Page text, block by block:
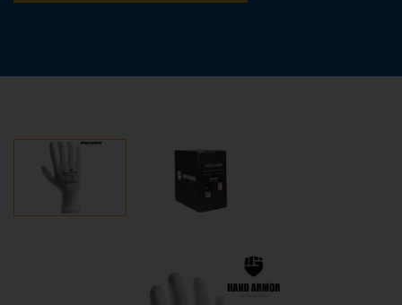
Interesuje Cię ten produkt?